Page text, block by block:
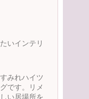
いインテリ
みれハイツ
です。リメ
い居場所を